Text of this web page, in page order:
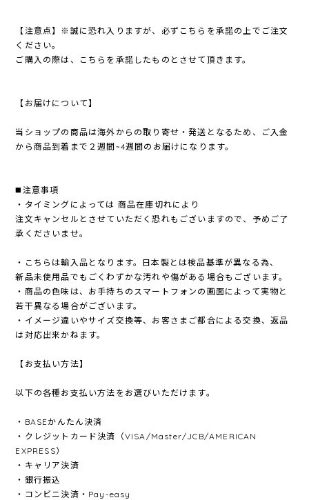
【注意点】※誠に恐れ入りますが、必ずこちらを承諾の上でご注文
ください。
ご購入の際は、こちらを承諾したものとさせて頂きます。
【お届けについて】
当ショップの商品は海外からの取り寄せ・発送となるため、ご入金
から商品到着まで２週間~4週間のお届けになります。
◼️注意事項
・タイミングによっては 商品在庫切れにより
注文キャンセルとさせていただく恐れもございますので、予めご了
承くださいませ。
・こちらは輸入品となります。日本製とは検品基準が異なる為、
新品未使用品でもごくわずかな汚れや傷がある場合もございます。
・商品の色味は、お手持ちのスマートフォンの画面によって実物と
若干異なる場合がございます。
・イメージ違いやサイズ交換等、お客さまご都合による交換、返品
は対応出来かねます。
【お支払い方法】
以下の各種お支払い方法をお選びいただけます。
・BASEかんたん決済
・クレジットカード決済（VISA/Master/JCB/AMERICAN
EXPRESS）
・キャリア決済
・銀行振込
・コンビニ決済・Pay-easy